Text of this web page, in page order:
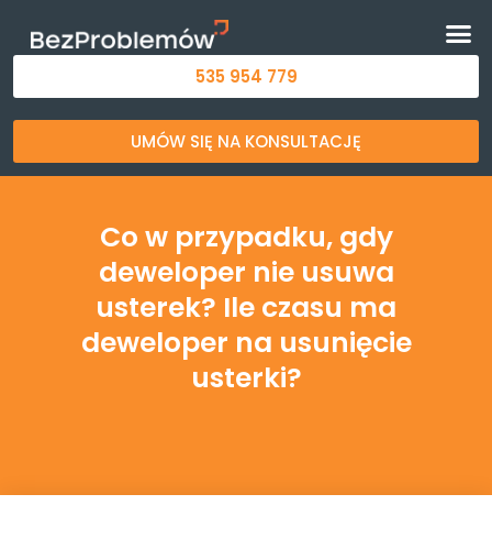
535 954 779
UMÓW SIĘ NA KONSULTACJĘ
Co w przypadku, gdy
deweloper nie usuwa
usterek? Ile czasu ma
deweloper na usunięcie
usterki?